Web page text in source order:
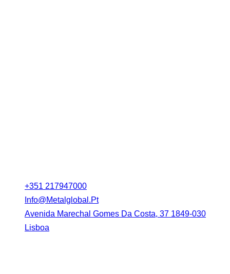
+351 217947000
Info@metalglobal.pt
Avenida Marechal Gomes Da Costa, 37 1849-030
Lisboa